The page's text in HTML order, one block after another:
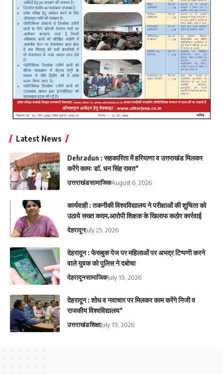
Latest News
Dehradun : सहकारिता में हरियाणा व उत्तराखंड मिलकर
करेंगे कामः डाॅ. धन सिंह रावत*
उत्तराखंडसामाजिकAugust 6, 2026
कार्यवाही : तकनीकी विश्वविद्यालय ने परीक्षाओं की शुचिता को
उठाये सख्त कदम,आरोपी शिक्षक के खिलाफ कठोर कार्रवाई
देहरादूनJuly 25, 2026
देहरादून : फेसबुक पेज पर महिलाओं पर अभद्र टिप्पणी करने
वाले युवक को पुलिस ने दबोचा
देहरादूनसामाजिकJuly 19, 2026
देहरादून : शोध व नवाचार पर मिलकर काम करेंगे निजी व
राजकीय विश्वविद्यालय*
उत्तराखंडशिक्षाJuly 19, 2026